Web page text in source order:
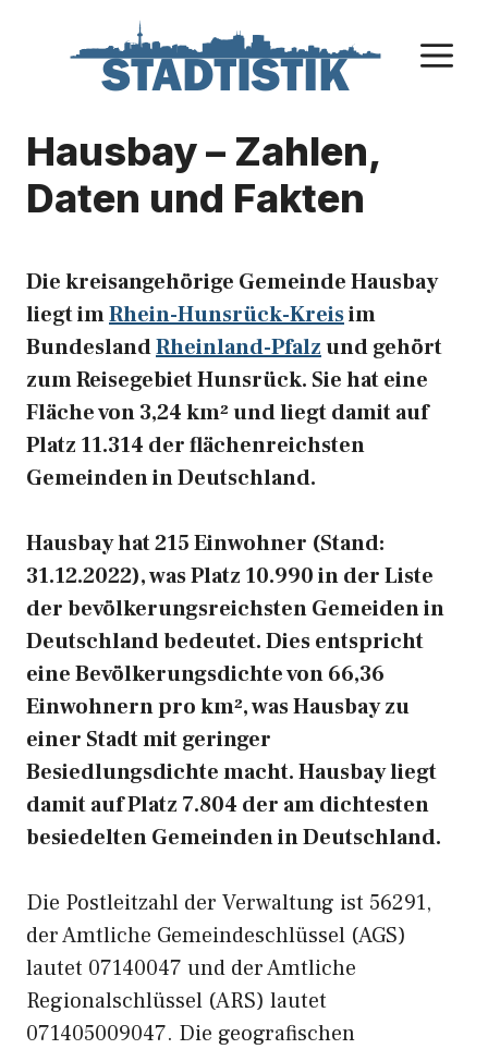
Hausbay – Zahlen,
Daten und Fakten
Die kreisangehörige Gemeinde Hausbay
liegt imRhein-Hunsrück-Kreisim
BundeslandRheinland-Pfalzund gehört
zum Reisegebiet Hunsrück. Sie hat eine
Fläche von 3,24 km² und liegt damit auf
Platz 11.314 der flächenreichsten
Gemeinden in Deutschland.
Hausbay hat 215 Einwohner (Stand:
31.12.2022), was Platz 10.990 in der Liste
der bevölkerungsreichsten Gemeiden in
Deutschland bedeutet. Dies entspricht
eine Bevölkerungsdichte von 66,36
Einwohnern pro km², was Hausbay zu
einer Stadt mit geringer
Besiedlungsdichte macht. Hausbay liegt
damit auf Platz 7.804 der am dichtesten
besiedelten Gemeinden in Deutschland.
Die Postleitzahl der Verwaltung ist 56291,
der Amtliche Gemeindeschlüssel (AGS)
lautet 07140047 und der Amtliche
Regionalschlüssel (ARS) lautet
071405009047. Die geografischen